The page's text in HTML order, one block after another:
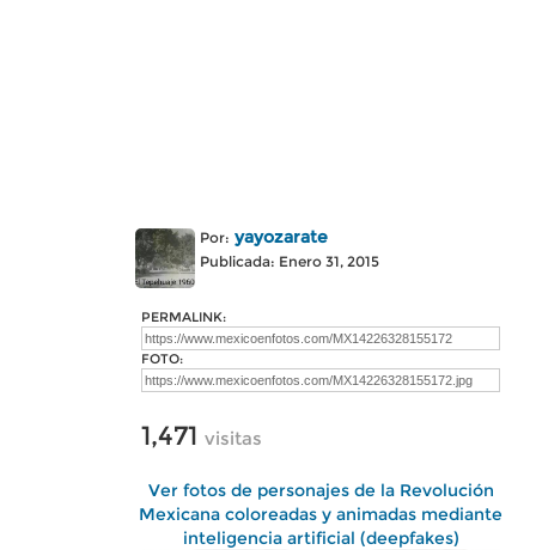
Por: yayozarate
Publicada: Enero 31, 2015
PERMALINK:
FOTO:
1,471 visitas
Ver fotos de personajes de la Revolución
Mexicana coloreadas y animadas mediante
inteligencia artificial (deepfakes)